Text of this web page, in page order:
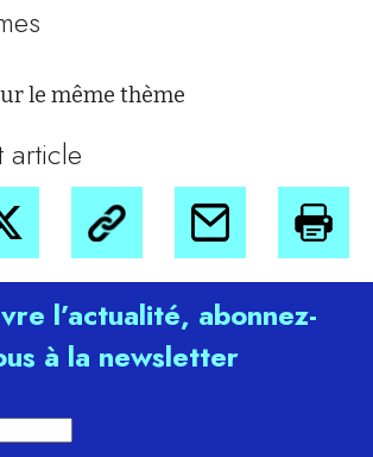
le même thème
article
l’actualité, abonnez-
à la newsletter